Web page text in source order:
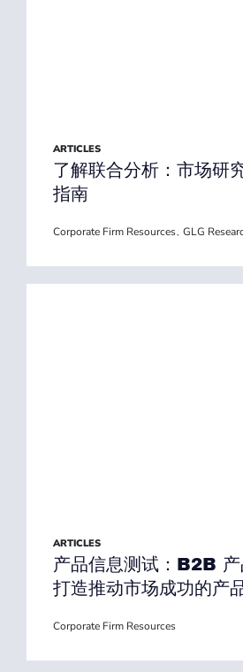
ARTICLES
了解联合分析：市场研
指南
Corporate Firm Resources, GLG
ARTICLES
产品信息测试：B2B
打造推动市场成功的产
Corporate Firm Resources